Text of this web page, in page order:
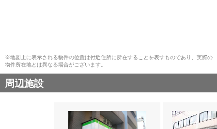
※地図上に表示される物件の位置は付近住所に所在することを表すものであり、実際の
物件所在地とは異なる場合がございます。
周辺施設